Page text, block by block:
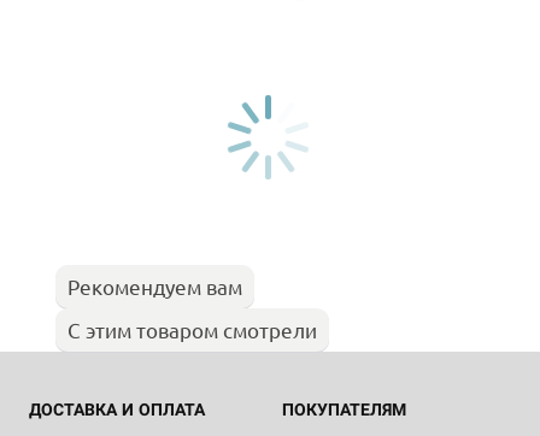
Рекомендуем вам
С этим товаром смотрели
ДОСТАВКА И ОПЛАТА ПОКУПАТЕЛЯМ